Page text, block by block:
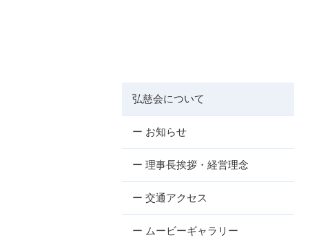
弘慈会について
ー お知らせ
ー 理事長挨拶・経営理念
ー 交通アクセス
ー ムービーギャラリー